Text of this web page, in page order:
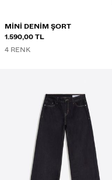
MINI DENIM ŞORT
1.590,00 TL
4 RENK